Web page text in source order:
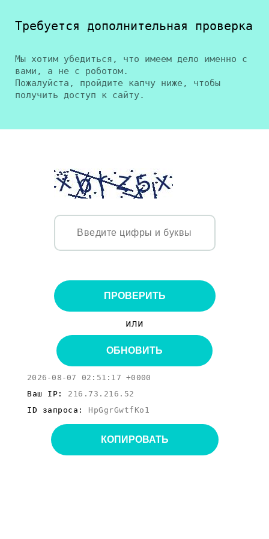
Требуется дополнительная проверка
Мы хотим убедиться, что имеем дело именно с
вами, а не с роботом.
Пожалуйста, пройдите капчу ниже, чтобы
получить доступ к сайту.
ПРОВЕРИТЬ
или
ОБНОВИТЬ
2026-08-07 02:51:17 +0000
Ваш IP: 216.73.216.52
ID запроса: HpGgrGwtfKo1
КОПИРОВАТЬ